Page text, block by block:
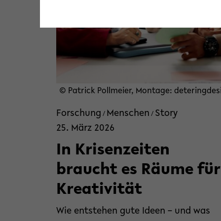
© Patrick Pollmeier, Montage:
Forschung / Menschen / Story
25. März 2026
In Krisenzeiten
braucht es Räume für
Kreativität
Wie entstehen gute Ideen – und was